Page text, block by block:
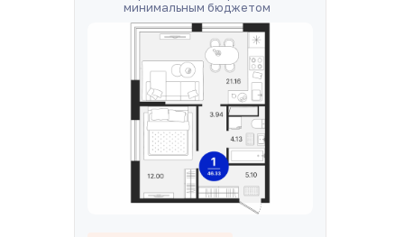
минимальным бюджетом